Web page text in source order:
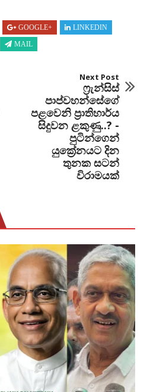
GOOGLE+
LINKEDIN
MAIL
Next Post
ෆ්‍රැන්සිස්
පාප්වහන්සේගේ
පළවෙනි ප්‍රාතිහාර්ය
සිදුවන ළකුණු..? -
පුටින්ගෙන්
යුක්‍රේනයට දින
තුනක සටන්
විරාමයක්